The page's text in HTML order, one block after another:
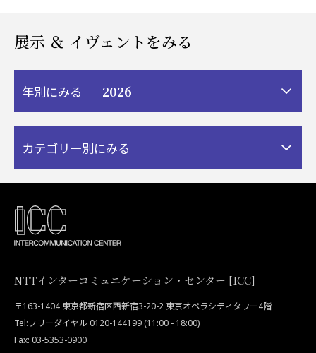
展示 ＆ イヴェントをみる
年別にみる 2026
カテゴリー別にみる
NTTインターコミュニケーション・センター [ICC]
〒163-1404 東京都新宿区西新宿3-20-2 東京オペラシティタワー4階
Tel:フリーダイヤル 0120-144199 (11:00 - 18:00)
Fax: 03-5353-0900